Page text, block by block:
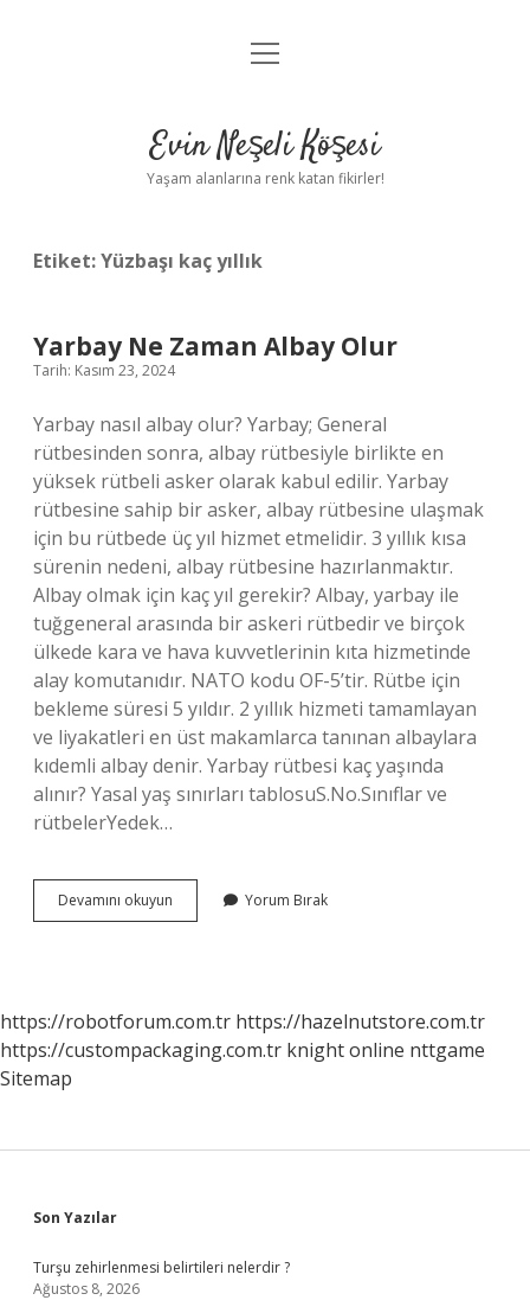
Anasayfa
Yasal Uyarı
menüyü
Evin Neşeli Köşesi
Yaşam alanlarına renk katan fikirler!
Etiket:Yüzbaşı kaç yıllık
Yarbay Ne Zaman Albay Olur
Tarih: Kasım 23, 2024
Yarbay nasıl albay olur? Yarbay; General
rütbesinden sonra, albay rütbesiyle birlikte en
yüksek rütbeli asker olarak kabul edilir. Yarbay
rütbesine sahip bir asker, albay rütbesine ulaşmak
için bu rütbede üç yıl hizmet etmelidir. 3 yıllık kısa
sürenin nedeni, albay rütbesine hazırlanmaktır.
Albay olmak için kaç yıl gerekir? Albay, yarbay ile
tuğgeneral arasında bir askeri rütbedir ve birçok
ülkede kara ve hava kuvvetlerinin kıta hizmetinde
alay komutanıdır. NATO kodu OF-5’tir. Rütbe için
bekleme süresi 5 yıldır. 2 yıllık hizmeti tamamlayan
ve liyakatleri en üst makamlarca tanınan albaylara
kıdemli albay denir. Yarbay rütbesi kaç yaşında
alınır? Yasal yaş sınırları tablosuS.No.Sınıflar ve
rütbelerYedek…
Devamını okuyun
Ne
Yorum Bırak
https://robotforum.com.tr https://hazelnutstore.com.tr
https://custompackaging.com.tr knight online nttgame
Sitemap
Sidebar
Son Yazılar
Turşu zehirlenmesi belirtileri nelerdir ?
Ağustos 8, 2026